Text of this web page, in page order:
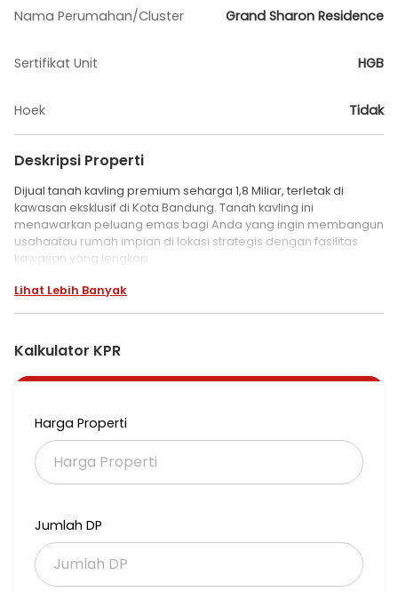
Nama Perumahan/Cluster Grand Sharon Residence
Sertifikat Unit HGB
Hoek Tidak
Deskripsi Properti
Dijual tanah kavling premium seharga 1,8 Miliar, terletak di
kawasan eksklusif di Kota Bandung. Tanah kavling ini
menawarkan peluang emas bagi Anda yang ingin membangun
usahaatau rumah impian di lokasi strategis dengan fasilitas
kawasan yang lengkap.
Detail Tanah Kavling:
Kontur tanah datar, memudahkan proses pembangunan
Legalitas lengkap dan siap bangun
Kavling berada di area yang tenang dan memiliki
Kami siap membantu Anda menemukan properti terbaik yang
sesuai dengan kebutuhan dan keinginan Anda.
Lihat Lebih Banyak
Kalkulator KPR
Harga Properti
Jumlah DP